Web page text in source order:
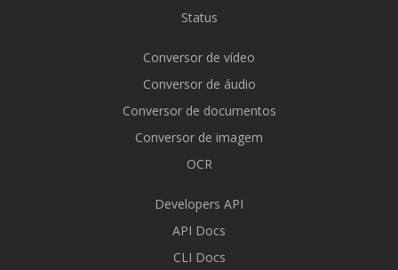
Status
Conversor de vídeo
Conversor de áudio
Conversor de documentos
Conversor de imagem
OCR
Developers API
API Docs
CLI Docs